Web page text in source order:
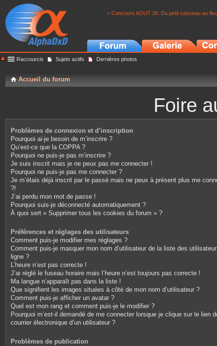
> Concours AOUT 26: Du petit ruisseau au
Raccourcis Sujets actifs Dernières photos
Accueil du forum
Foire
Problèmes de connexion et d’inscription
Pourquoi ai-je besoin de m’inscrire ?
Qu’est-ce que la COPPA ?
Pourquoi ne puis-je pas m’inscrire ?
Je suis inscrit mais je ne peux pas me connecter !
Pourquoi ne puis-je pas me connecter ?
Je m’étais déjà inscrit par le passé mais ne peux à présent plus me
?!
J’ai perdu mon mot de passe !
Pourquoi suis-je déconnecté automatiquement ?
À quoi sert « Supprimer tous les cookies du forum » ?
Préférences et réglages des utilisateurs
Comment puis-je modifier mes réglages ?
Comment puis-je masquer mon nom d’utilisateur de la liste des
ligne ?
L’heure n’est pas correcte !
J’ai réglé le fuseau horaire mais l’heure n’est toujours pas correcte !
Ma langue n’apparaît pas dans la liste !
Que signifient les images situées à côté de mon nom d’utilisateur ?
Comment puis-je afficher un avatar ?
Quel est mon rang et comment puis-je le modifier ?
Pourquoi m’est-il demandé de me connecter lorsque je clique sur le lien
courrier électronique d’un utilisateur ?
Problèmes de publication